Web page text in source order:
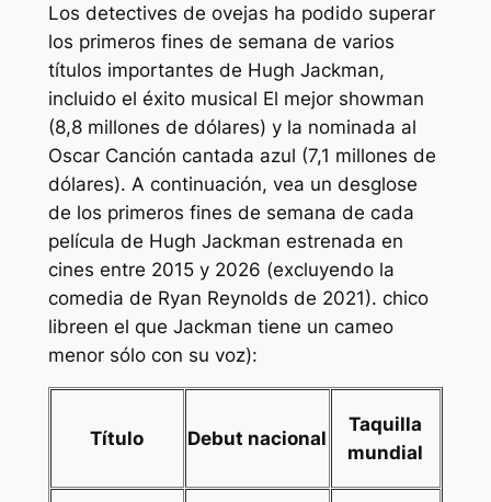
Los detectives de ovejas ha podido superar
los primeros fines de semana de varios
títulos importantes de Hugh Jackman,
incluido el éxito musical El mejor showman
(8,8 millones de dólares) y la nominada al
Oscar Canción cantada azul (7,1 millones de
dólares). A continuación, vea un desglose
de los primeros fines de semana de cada
película de Hugh Jackman estrenada en
cines entre 2015 y 2026 (excluyendo la
comedia de Ryan Reynolds de 2021). chico
libreen el que Jackman tiene un cameo
menor sólo con su voz):
Título Debut nacional
Taquilla
mundial